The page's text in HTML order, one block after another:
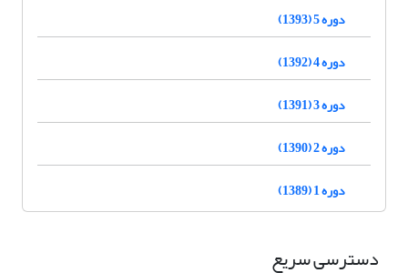
دوره 5 (1393)
دوره 4 (1392)
دوره 3 (1391)
دوره 2 (1390)
دوره 1 (1389)
دسترسی سریع